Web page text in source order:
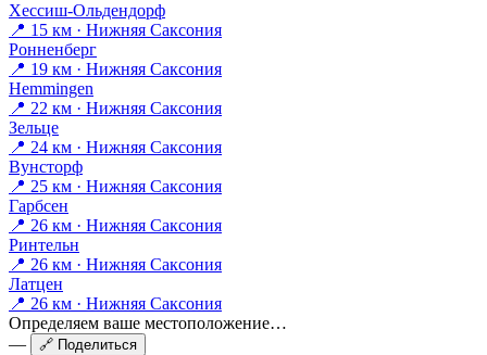
Хессиш-Ольдендорф
📍 15 км · Нижняя Саксония
Ронненберг
📍 19 км · Нижняя Саксония
Hemmingen
📍 22 км · Нижняя Саксония
Зельце
📍 24 км · Нижняя Саксония
Вунсторф
📍 25 км · Нижняя Саксония
Гарбсен
📍 26 км · Нижняя Саксония
Ринтельн
📍 26 км · Нижняя Саксония
Латцен
📍 26 км · Нижняя Саксония
Определяем ваше местоположение…
—
🔗 Поделиться